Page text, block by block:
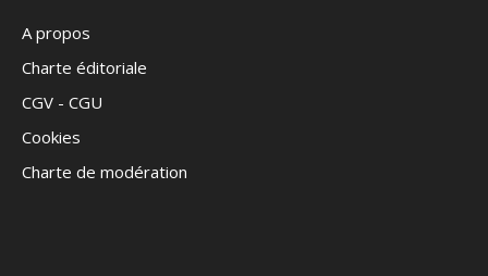
A propos
Charte éditoriale
CGV - CGU
Cookies
Charte de modération